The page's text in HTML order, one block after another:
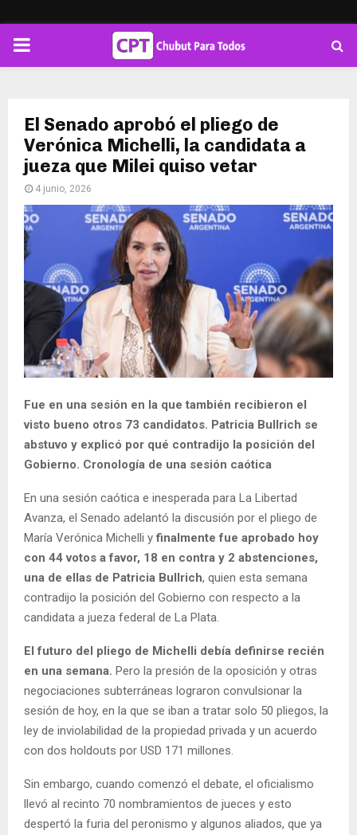
PRIMARY
El Senado aprobó el pliego de
Verónica Michelli, la candidata a
jueza que Milei quiso vetar
4 junio, 2026
Fue en una sesión en la que también recibieron el
visto bueno otros 73 candidatos. Patricia Bullrich se
abstuvo y explicó por qué contradijo la posición del
Gobierno. Cronología de una sesión caótica
En una sesión caótica e inesperada para La Libertad
Avanza, el Senado adelantó la discusión por el pliego de
María Verónica Michelli yfinalmente fue aprobado hoy
con 44 votos a favor, 18 en contra y 2 abstenciones,
una de ellas de Patricia Bullrich, quien esta semana
contradijo la posición del Gobierno con respecto a la
candidata a jueza federal de La Plata.
El futuro del pliego de Michelli debía definirse recién
en una semana. Pero la presión de la oposición y otras
negociaciones subterráneas lograron convulsionar la
sesión de hoy, en la que se iban a tratar solo 50 pliegos, la
ley de inviolabilidad de la propiedad privada y un acuerdo
con dos holdouts por USD 171 millones.
Sin embargo, cuando comenzó el debate, el oficialismo
llevó al recinto 70 nombramientos de jueces y esto
despertó la furia del peronismo y algunos aliados, que ya